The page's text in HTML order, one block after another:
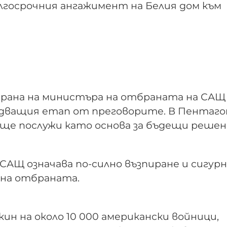
ангажимент на Белия дом към
на министъра на отбраната на САЩ
етап от преговорите. В
послужи като основа за бъдещи
означава по-силно възпиране и
отбраната.
на около 10 000 американски войници,